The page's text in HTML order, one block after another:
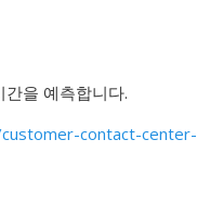
을 예측합니다.
contact-center-